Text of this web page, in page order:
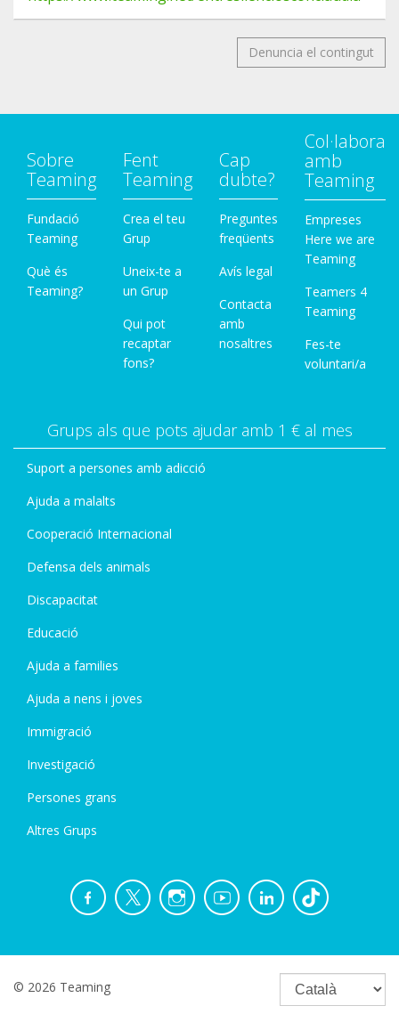
Denuncia el contingut
Sobre
Teaming
Fundació
Teaming
Què és
Teaming?
Fent
Teaming
Crea el teu
Grup
Uneix-te a
un Grup
Qui pot
recaptar
fons?
Cap
dubte?
Preguntes
freqüents
Avís legal
Contacta
amb
nosaltres
Col·labora
amb
Teaming
Empreses
Here we are
Teaming
Teamers 4
Teaming
Fes-te
voluntari/a
Grups als que pots ajudar amb 1 € al mes
Suport a persones amb adicció
Ajuda a malalts
Cooperació Internacional
Defensa dels animals
Discapacitat
Educació
Ajuda a families
Ajuda a nens i joves
Immigració
Investigació
Persones grans
Altres Grups
© 2026 Teaming